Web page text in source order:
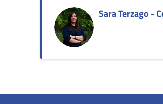
Sara Terzago -